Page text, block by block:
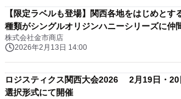
【限定ラベルも登場】関西各地をはじめとす
種類がシングルオリジンハニーシリーズに仲
株式会社金市商店
2026年2月13日 14:00
ロジスティクス関西大会2026 2月19日・
選択形式にて開催